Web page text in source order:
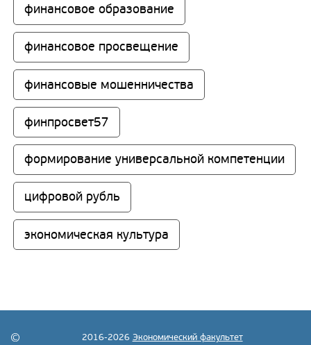
финансовое образование
финансовое просвещение
финансовые мошенничества
финпросвет57
формирование универсальной компетенции
цифровой рубль
экономическая культура
2016-2026 Экономический факультет